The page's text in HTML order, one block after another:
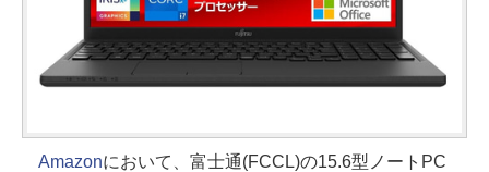
Amazonにおいて、富士通(FCCL)の15.6型ノートPC